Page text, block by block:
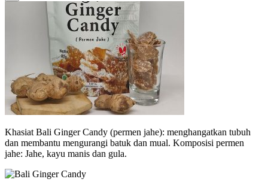
Khasiat Bali Ginger Candy (permen jahe): menghangatkan tubuh
dan membantu mengurangi batuk dan mual. Komposisi permen
jahe: Jahe, kayu manis dan gula.